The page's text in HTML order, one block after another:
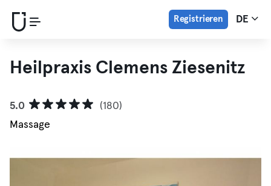
Registrieren DE
Heilpraxis Clemens Ziesenitz
5.0
(180)
Massage